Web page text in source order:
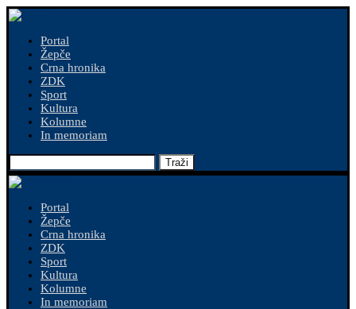
Portal
Žepče
Crna hronika
ZDK
Sport
Kultura
Kolumne
In memoriam
Traži
Portal
Žepče
Crna hronika
ZDK
Sport
Kultura
Kolumne
In memoriam